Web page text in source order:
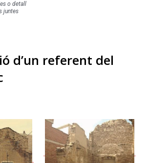
o detall
juntes
d’un referent del